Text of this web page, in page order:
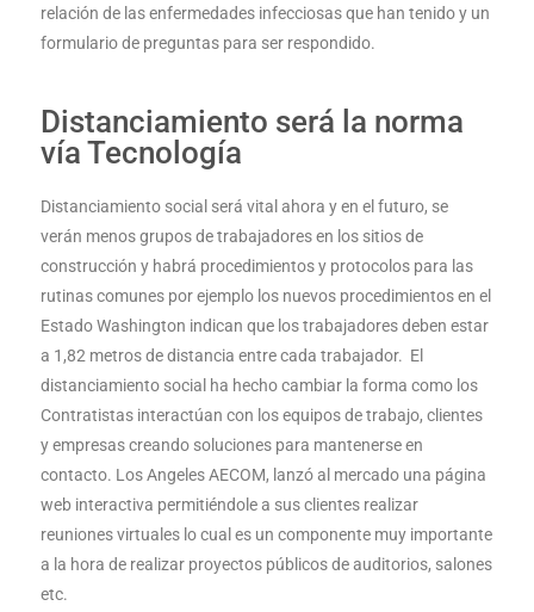
relación de las enfermedades infecciosas que han tenido y un
formulario de preguntas para ser respondido.
Distanciamiento será la norma
vía Tecnología
Distanciamiento social será vital ahora y en el futuro, se
verán menos grupos de trabajadores en los sitios de
construcción y habrá procedimientos y protocolos para las
rutinas comunes por ejemplo los nuevos procedimientos en el
Estado Washington indican que los trabajadores deben estar
a 1,82 metros de distancia entre cada trabajador. El
distanciamiento social ha hecho cambiar la forma como los
Contratistas interactúan con los equipos de trabajo, clientes
y empresas creando soluciones para mantenerse en
contacto. Los Angeles AECOM, lanzó al mercado una página
web interactiva permitiéndole a sus clientes realizar
reuniones virtuales lo cual es un componente muy importante
a la hora de realizar proyectos públicos de auditorios, salones
etc.